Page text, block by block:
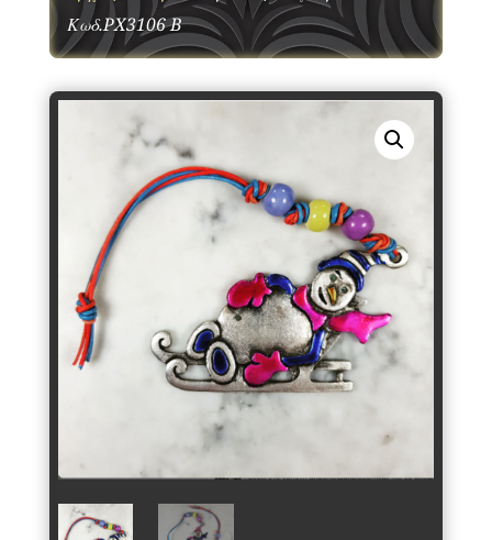
Κωδ.PX3106 B